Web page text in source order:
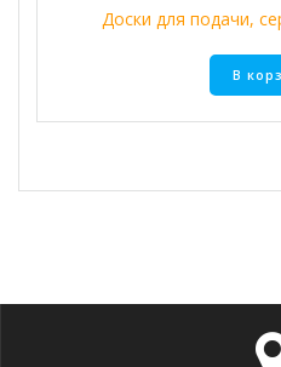
Доски для подачи,
В